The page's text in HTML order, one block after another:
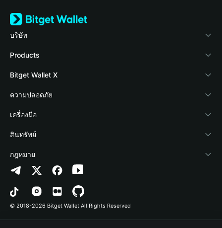
บริษัท
เกี่ยวกับ Bitget Wallet
Blog
Academy
ข่าวสารด้านคริปโต
ศูนย์ช่วยเหลือ
ติดต่อเรา
ทรัพยากรข้อมูลของแบรนด์
อาชีพ
Products
Crypto Card
Stablecoin Earn
Payfi Crypto
Crypto Swap API
Altcoin Season Index
Prediction Markets
DApp
Bitget Wallet X
นักพัฒนา
เชื่อมต่อ Wallet
Bitget Wallet Pay
ลิสต์โปรเจกต์
ความปลอดภัย
Protection Fund
เทคโนโลยีความปลอดภัย
เครื่องมือ
ซื้อคริปโต
การตรวจจับการอนุญาต
การตรวจจับสัญญา
การโอนเป็นชุด
สินทรัพย์
Arbitrum
Avalanche
Bitcoin
กฎหมาย
นโยบายความเป็นส่วนตัว
ข้อตกลงในการใช้บริการ
© 2018-2026 Bitget Wallet All Rights Reserved